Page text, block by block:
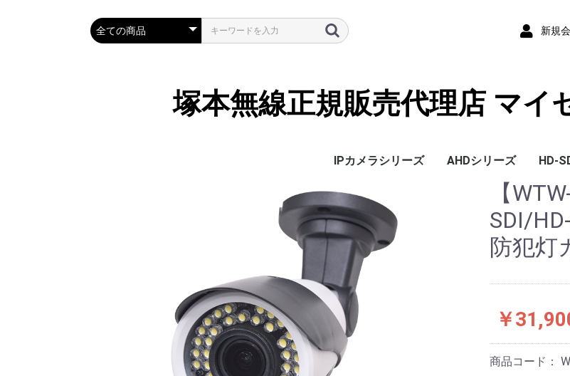
新規
塚本無線正規販売代理店 マイ
IPカメラシリーズ AHDシリーズ HD-
【
SDI/
防犯灯
￥
商品コード：